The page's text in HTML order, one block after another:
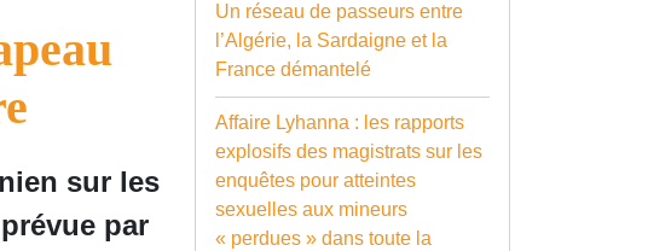
sur les
par
Un réseau de passeurs entre
l’Algérie, la Sardaigne et la
France démantelé
Affaire Lyhanna : les rapports
explosifs des magistrats sur les
enquêtes pour atteintes
sexuelles aux mineurs
« perdues » dans toute la